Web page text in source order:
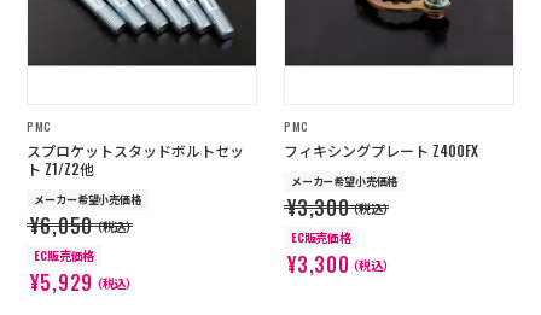
PMC
スプロケットスタッドボルトセッ
ト Z1/Z2他
メーカー希望小売価格
¥6,050（税込）
EC販売価格
¥5,929（税込）
PMC
フィキシングプレート Z400FX
メーカー希望小売価格
¥3,300（税込）
EC販売価格
¥3,300（税込）